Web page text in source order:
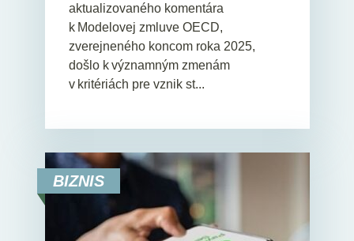
aktualizovaného komentára
k Modelovej zmluve OECD,
zverejneného koncom roka 2025,
došlo k významným zmenám
v kritériách pre vznik st...
BIZNIS